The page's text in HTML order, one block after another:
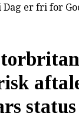
er fri for
status